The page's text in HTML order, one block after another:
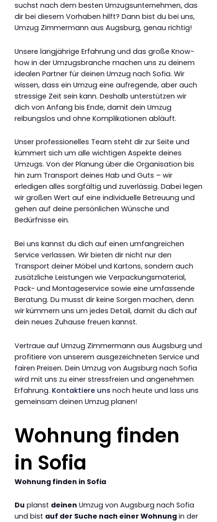
suchst nach dem besten Umzugsunternehmen, das
dir bei diesem Vorhaben hilft? Dann bist du bei uns,
Umzug Zimmermann aus Augsburg, genau richtig!
Unsere langjährige Erfahrung und das große Know-
how in der Umzugsbranche machen uns zu deinem
idealen Partner für deinen Umzug nach Sofia. Wir
wissen, dass ein Umzug eine aufregende, aber auch
stressige Zeit sein kann. Deshalb unterstützen wir
dich von Anfang bis Ende, damit dein Umzug
reibungslos und ohne Komplikationen abläuft.
Unser professionelles Team steht dir zur Seite und
kümmert sich um alle wichtigen Aspekte deines
Umzugs. Von der Planung über die Organisation bis
hin zum Transport deines Hab und Guts – wir
erledigen alles sorgfältig und zuverlässig. Dabei legen
wir großen Wert auf eine individuelle Betreuung und
gehen auf deine persönlichen Wünsche und
Bedürfnisse ein.
Bei uns kannst du dich auf einen umfangreichen
Service verlassen. Wir bieten dir nicht nur den
Transport deiner Möbel und Kartons, sondern auch
zusätzliche Leistungen wie Verpackungsmaterial,
Pack- und Montageservice sowie eine umfassende
Beratung. Du musst dir keine Sorgen machen, denn
wir kümmern uns um jedes Detail, damit du dich auf
dein neues Zuhause freuen kannst.
Vertraue auf Umzug Zimmermann aus Augsburg und
profitiere von unserem ausgezeichneten Service und
fairen Preisen. Dein Umzug von Augsburg nach Sofia
wird mit uns zu einer stressfreien und angenehmen
Erfahrung. Kontaktiere uns noch heute und lass uns
gemeinsam deinen Umzug planen!
Wohnung finden
in Sofia
Wohnung finden in Sofia
Du planst deinen Umzug von Augsburg nach Sofia
und bist auf der Suche nach einer Wohnung in der